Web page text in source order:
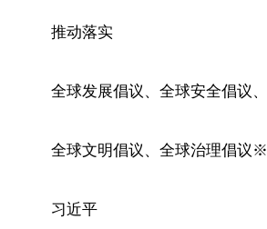
推动落实
全球发展倡议、全球安全倡议、
全球文明倡议、全球治理倡议※
习近平